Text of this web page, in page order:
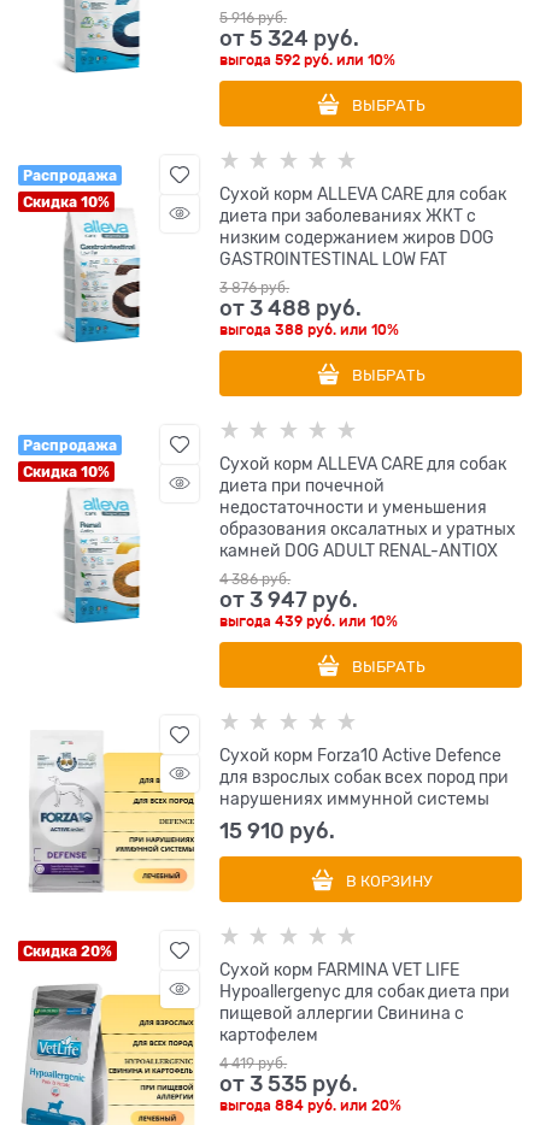
5 916 руб.
от5 324 руб.
выгода592 руб. или10%
ВЫБРАТЬ
Распродажа
Скидка 10%
Сухой корм ALLEVA CARE для собак
диета при заболеваниях ЖКТ с
низким содержанием жиров DOG
GASTROINTESTINAL LOW FAT
3 876 руб.
от3 488 руб.
выгода388 руб. или10%
ВЫБРАТЬ
Распродажа
Скидка 10%
Сухой корм ALLEVA CARE для собак
диета при почечной
недостаточности и уменьшения
образования оксалатных и уратных
камней DOG ADULT RENAL-ANTIOX
4 386 руб.
от3 947 руб.
выгода439 руб. или10%
ВЫБРАТЬ
Сухой корм Forza10 Active Defence
для взрослых собак всех пород при
нарушениях иммунной системы
15 910 руб.
В КОРЗИНУ
Скидка 20%
Сухой корм FARMINA VET LIFE
Hypoallergenyc для собак диета при
пищевой аллергии Свинина с
картофелем
4 419 руб.
от3 535 руб.
выгода884 руб. или20%